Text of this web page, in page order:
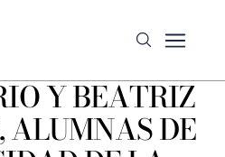
Y BEATRIZ
ALUMNAS DE